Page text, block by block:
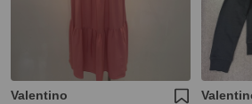
Valentino